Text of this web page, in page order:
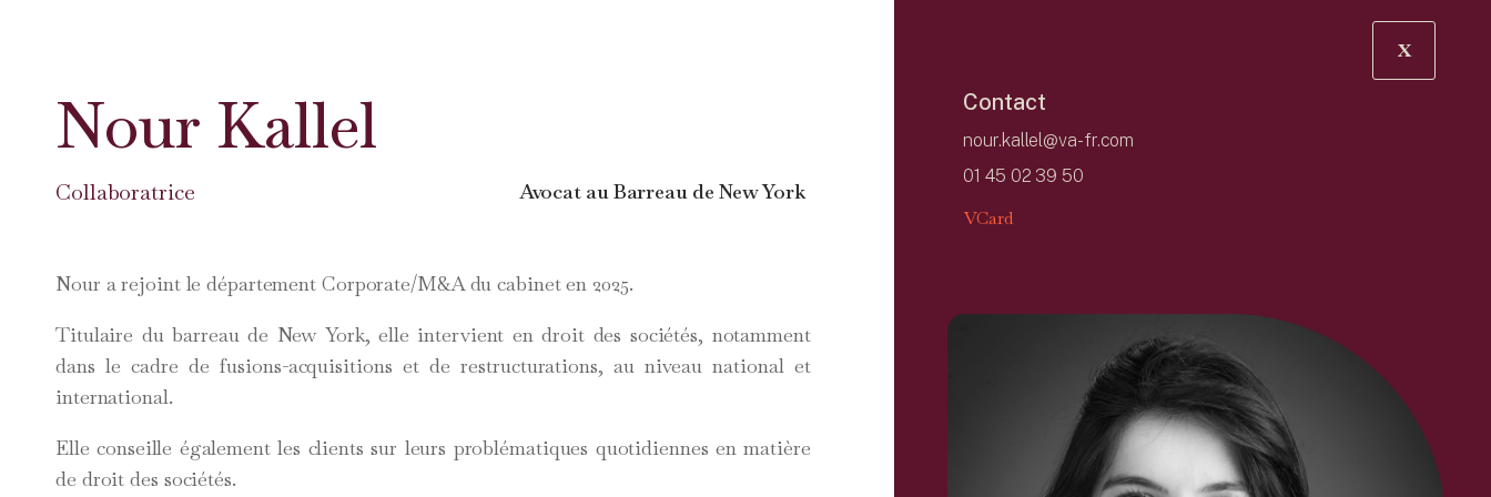
Nour Kallel
Collaboratrice Avocat au Barreau de New York
Nour a rejoint le département Corporate/M&A du cabinet en 2025.
Titulaire du barreau de New York, elle intervient en droit des sociétés, notamment
dans le cadre de fusions-acquisitions et de restructurations, au niveau national et
international.
Elle conseille également les clients sur leurs problématiques quotidiennes en matière
de droit des sociétés.
Contact
nour.kallel@va-fr.com
01 45 02 39 50
VCard
X